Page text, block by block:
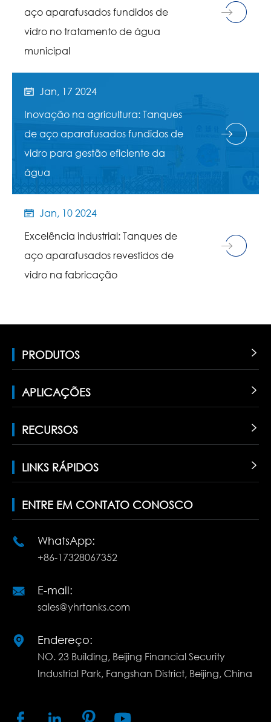
aço aparafusados fundidos de
vidro no tratamento de água
municipal

Jan, 17 2024
Inovação na agricultura: Tanques
de aço aparafusados fundidos de
vidro para gestão eficiente da
água

Jan, 10 2024
Excelência industrial: Tanques de
aço aparafusados revestidos de
vidro na fabricação
PRODUTOS 
APLICAÇÕES 
RECURSOS 
LINKS RÁPIDOS 
ENTRE EM CONTATO CONOSCO
 WhatsApp:
+86-17328067352
 E-mail:
sales@yhrtanks.com
 Endereço:
NO. 23 Building, Beijing Financial Security
Industrial Park, Fangshan District, Beijing, China